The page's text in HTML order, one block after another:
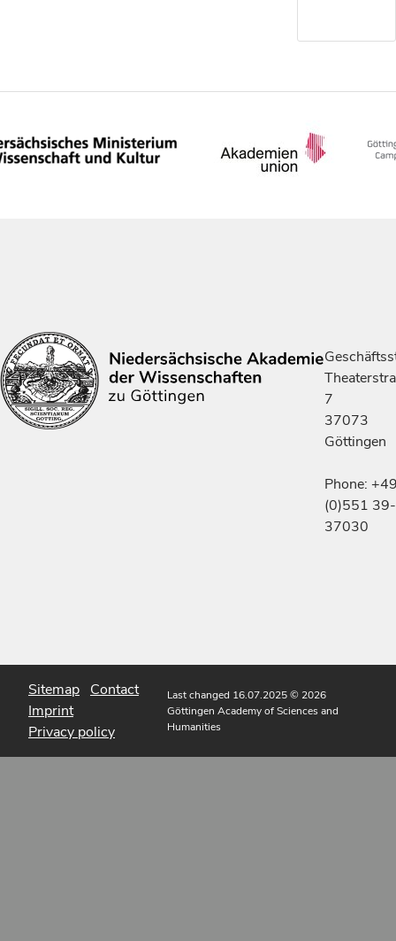
7
37073
Göttingen
Phone:
(0)551 39-
37030
Sitemap Contact
Imprint
Privacy policy
Last changed 16.07.2025© 2026
Göttingen Academy of Sciences and
Humanities